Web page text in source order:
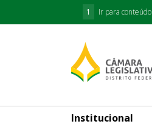
1 Ir para conteúdo
Institucional